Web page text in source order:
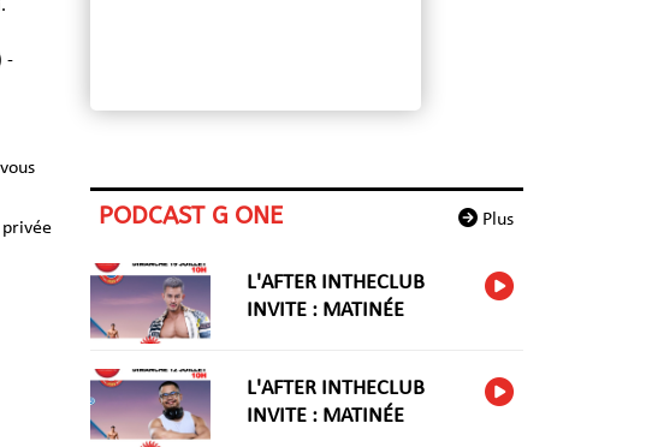
-
privée
Plus
PODCAST G ONE
L'AFTER INTHECLUB
INVITE : MATINÉE
L'AFTER INTHECLUB
INVITE : MATINÉE